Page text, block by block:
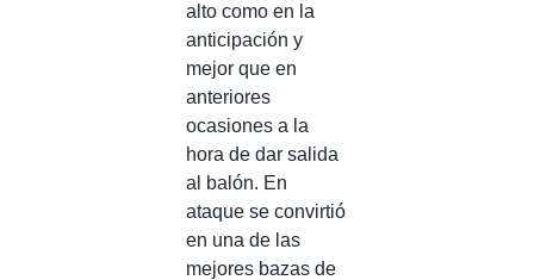
alto como en la
anticipación y
mejor que en
anteriores
ocasiones a la
hora de dar salida
al balón. En
ataque se convirtió
en una de las
mejores bazas de